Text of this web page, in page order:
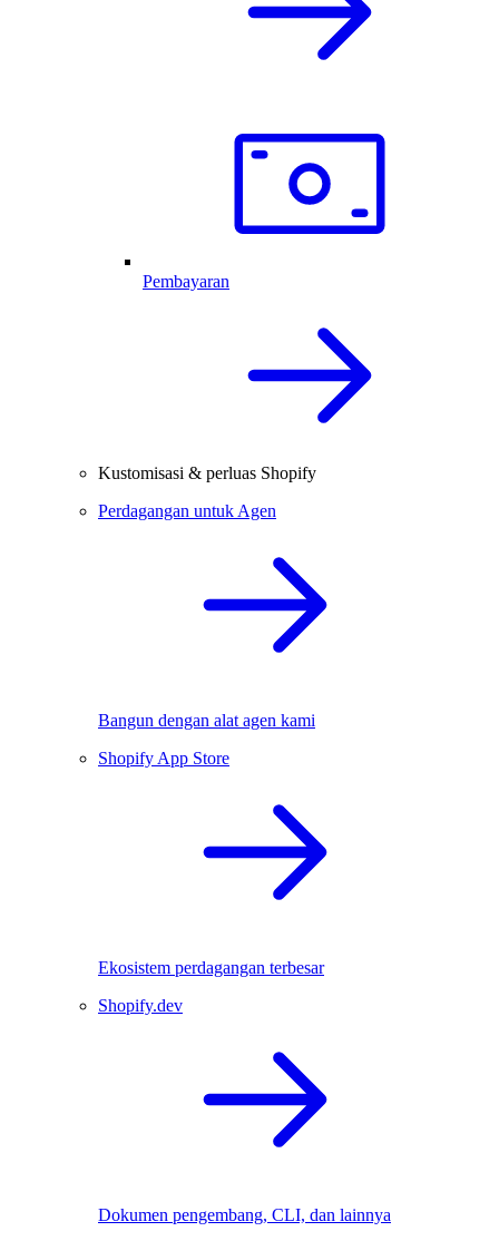
Pembayaran
Kustomisasi & perluas Shopify
Perdagangan untuk Agen
Bangun dengan alat agen kami
Shopify App Store
Ekosistem perdagangan terbesar
Shopify.dev
Dokumen pengembang, CLI, dan lainnya